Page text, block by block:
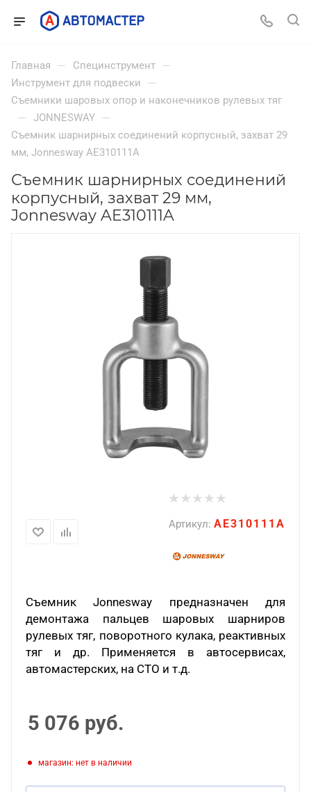
Главная — Специнструмент —
Инструмент для подвески —
Съемники шаровых опор и наконечников рулевых тяг
— JONNESWAY —
Съемник шарнирных соединений корпусный, захват 29
мм, Jonnesway AE310111A
Съемник шарнирных соединений
корпусный, захват 29 мм,
Jonnesway AE310111A
Артикул: AE310111A
Съемник Jonnesway предназначен для
демонтажа пальцев шаровых шарниров
рулевых тяг, поворотного кулака, реактивных
тяг и др. Применяется в автосервисах,
автомастерских, на СТО и т.д.
5 076 руб.
Магазин: нет в наличии